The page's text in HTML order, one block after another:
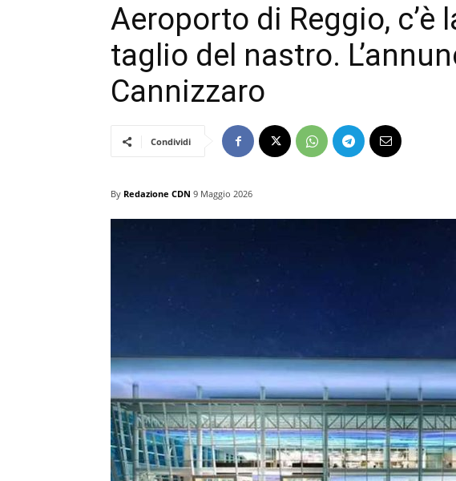
Aeroporto di Reggio, c’è
taglio del nastro.
Cannizzaro
Condividi
By Redazione CDN 9 Maggio 2026